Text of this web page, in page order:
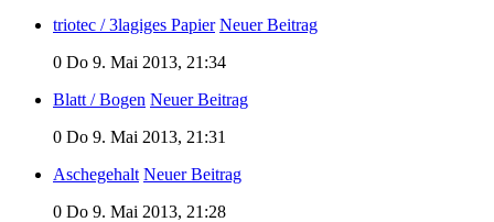
triotec / 3lagiges Papier Neuer Beitrag
0 Do 9. Mai 2013, 21:34
Blatt / Bogen Neuer Beitrag
0 Do 9. Mai 2013, 21:31
Aschegehalt Neuer Beitrag
0 Do 9. Mai 2013, 21:28